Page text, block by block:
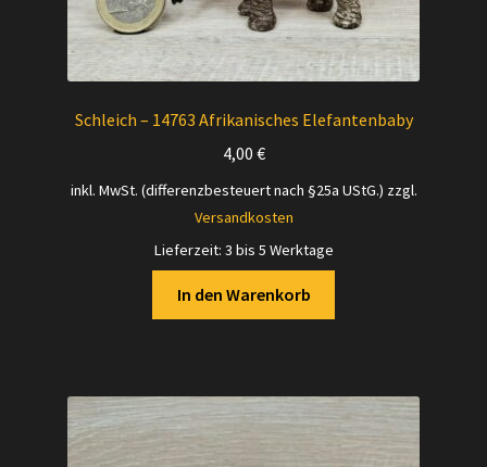
Schleich – 14763 Afrikanisches Elefantenbaby
4,00 €
inkl. MwSt. (differenzbesteuert nach §25a UStG.) zzgl.
Versandkosten
Lieferzeit: 3 bis 5 Werktage
In den Warenkorb